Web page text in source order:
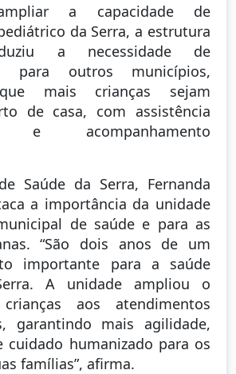
a capacidade de
da Serra, a estrutura
a necessidade de
para outros municípios,
mais crianças sejam
de casa, com assistência
e acompanhamento
Saúde da Serra, Fernanda
a importância da unidade
de saúde e para as
“São dois anos de um
importante para a saúde
A unidade ampliou o
aos atendimentos
garantindo mais agilidade,
cuidado humanizado para os
famílias”, afirma.